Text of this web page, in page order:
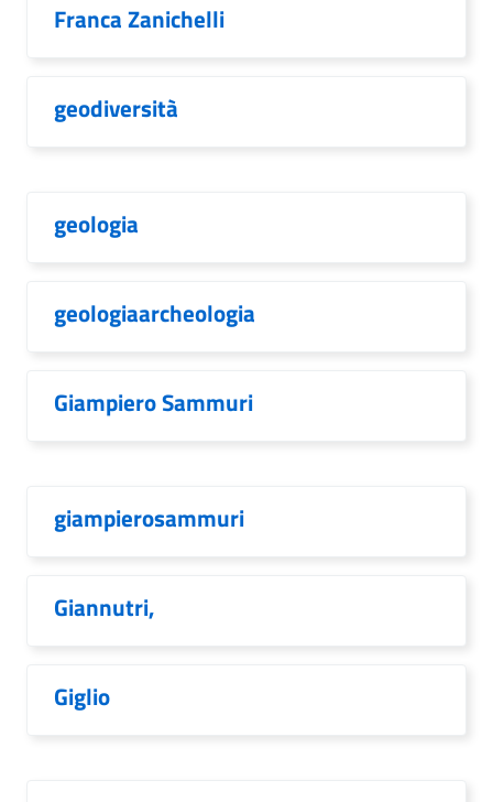
Franca Zanichelli
geodiversità
geologia
geologiaarcheologia
Giampiero Sammuri
giampierosammuri
Giannutri,
Giglio